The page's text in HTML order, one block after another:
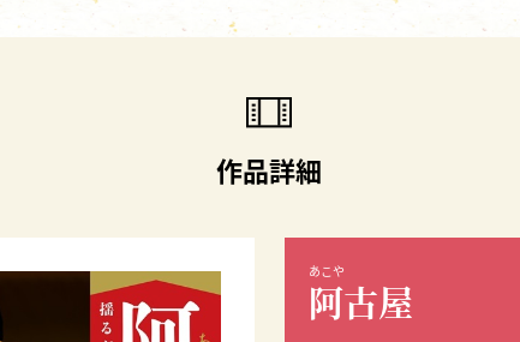
作品詳細
あこや
阿古屋